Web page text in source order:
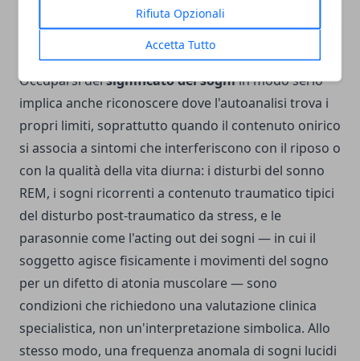
Rifiuta Opzionali
Accetta Tutto
Limiti dell'interpretazione e confini con la clinica
Occuparsi delsignificato dei sogniin modo serio
implica anche riconoscere dove l'autoanalisi trova i
propri limiti, soprattutto quando il contenuto onirico
si associa a sintomi che interferiscono con il riposo o
con la qualità della vita diurna: i disturbi del sonno
REM, i sogni ricorrenti a contenuto traumatico tipici
del disturbo post-traumatico da stress, e le
parasonnie come l'acting out dei sogni — in cui il
soggetto agisce fisicamente i movimenti del sogno
per un difetto di atonia muscolare — sono
condizioni che richiedono una valutazione clinica
specialistica, non un'interpretazione simbolica. Allo
stesso modo, una frequenza anomala di sogni lucidi